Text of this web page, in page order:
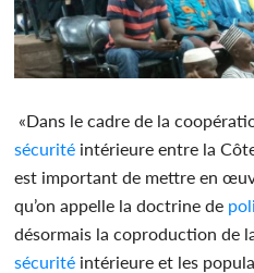
«Dans le cadre de la
sécurité intérieure entre la
est important de mettre en
qu’on appelle la doctrine de
désormais la coproduction de
sécurité intérieure et les